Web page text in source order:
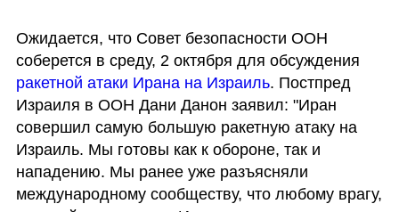
Ожидается, что Совет безопасности ООН
ракетной атаки Ирана на Израиль. Постпред
Израиля в ООН Дани Данон заявил: "Иран
совершил самую большую ракетную атаку на
Израиль. Мы готовы как к обороне, так и
нападению. Мы ранее уже разъясняли
международному сообществу, что любому врагу,